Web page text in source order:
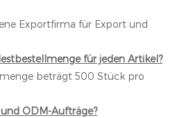
Exportfirma für Export und
für jeden Artikel?
beträgt 500 Stück pro
ODM-Aufträge?